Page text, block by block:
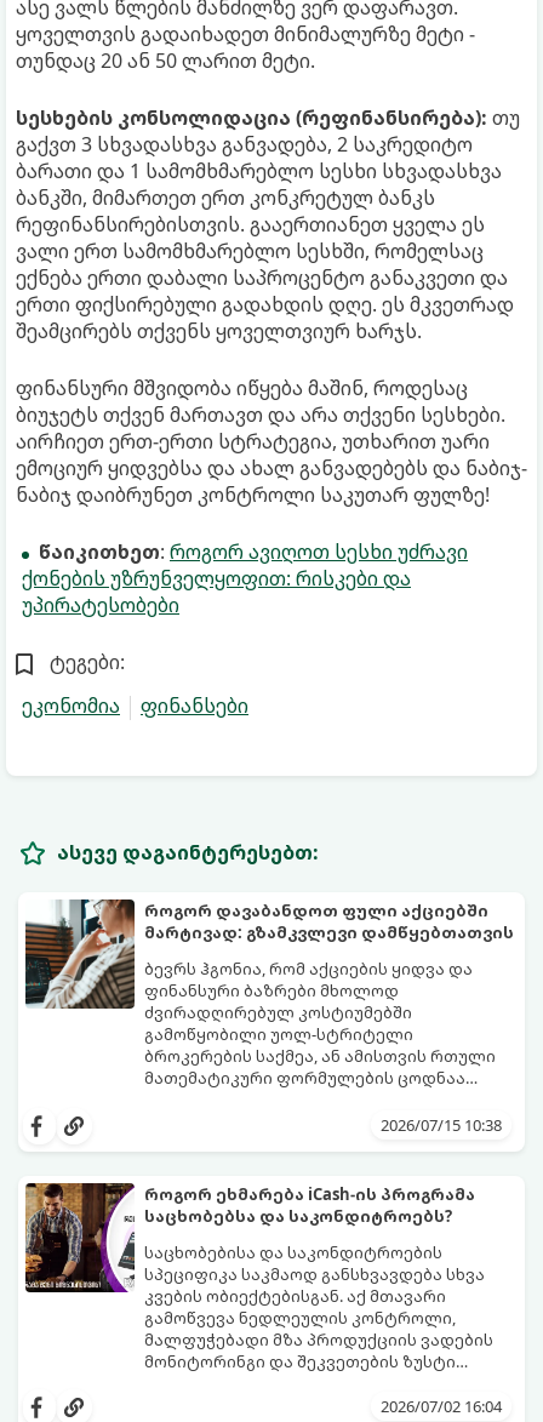
ასე ვალს წლების მანძილზე ვერ დაფარავთ.
ყოველთვის გადაიხადეთ მინიმალურზე მეტი -
თუნდაც 20 ან 50 ლარით მეტი.
სესხების კონსოლიდაცია (რეფინანსირება): თუ
გაქვთ 3 სხვადასხვა განვადება, 2 საკრედიტო
ბარათი და 1 სამომხმარებლო სესხი სხვადასხვა
ბანკში, მიმართეთ ერთ კონკრეტულ ბანკს
რეფინანსირებისთვის. გააერთიანეთ ყველა ეს
ვალი ერთ სამომხმარებლო სესხში, რომელსაც
ექნება ერთი დაბალი საპროცენტო განაკვეთი და
ერთი ფიქსირებული გადახდის დღე. ეს მკვეთრად
შეამცირებს თქვენს ყოველთვიურ ხარჯს.
ფინანსური მშვიდობა იწყება მაშინ, როდესაც
ბიუჯეტს თქვენ მართავთ და არა თქვენი სესხები.
აირჩიეთ ერთ-ერთი სტრატეგია, უთხარით უარი
ემოციურ ყიდვებსა და ახალ განვადებებს და ნაბიჯ-
ნაბიჯ დაიბრუნეთ კონტროლი საკუთარ ფულზე!
წაიკითხეთ: როგორ ავიღოთ სესხი უძრავი
ქონების უზრუნველყოფით: რისკები და
უპირატესობები
ტეგები:
ეკონომია
ფინანსები
ასევე დაგაინტერესებთ:
როგორ დავაბანდოთ ფული აქციებში
მარტივად: გზამკვლევი დამწყებთათვის
ბევრს ჰგონია, რომ აქციების ყიდვა და
ფინანსური ბაზრები მხოლოდ
ძვირადღირებულ კოსტიუმებში
გამოწყობილი უოლ-სტრიტელი
ბროკერების საქმეა, ან ამისთვის რთული
მათემატიკური ფორმულების ცოდნაა
ყიდვა იმაზე მარტივია, ვიდრე ონლაინ
სულ რაღაც $10-ითაც კი შეგიძლიათ.
გაერკვეთ ფინანსების სამყაროში,
უსაფრთხოდ.
2026/07/15 10:38
როგორ ეხმარება iCash-ის პროგრამა
საცხობებსა და საკონდიტროებს?
საცხობებისა და საკონდიტროების
სპეციფიკა საკმაოდ განსხვავდება სხვა
კვების ობიექტებისგან. აქ მთავარი
გამოწვევა ნედლეულის კონტროლი,
მალფუჭებადი მზა პროდუქციის ვადების
მონიტორინგი და შეკვეთების ზუსტი
ნიშისთვის შემუშავებულ ციფრულ2026/07/02 16:04